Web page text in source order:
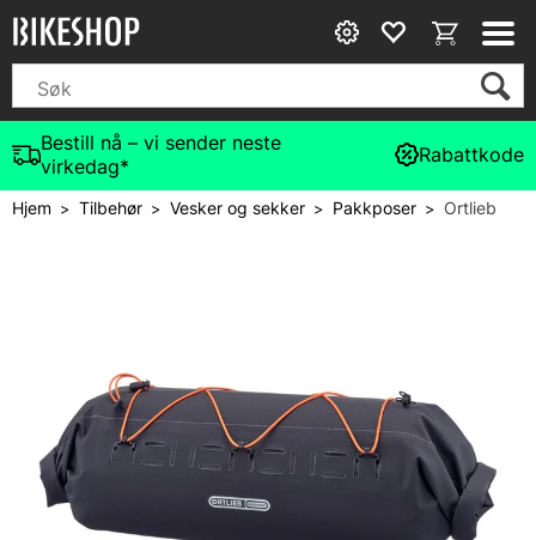
Bestill nå – vi sender neste
virkedag*
Rabattkode
Hjem>Tilbehør>Vesker og sekker> Pakkposer>Ortlieb